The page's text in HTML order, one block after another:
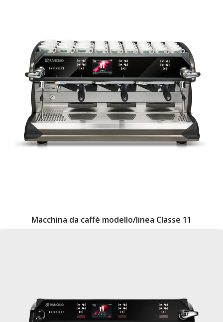
Macchina da caffè modello/linea Classe 11